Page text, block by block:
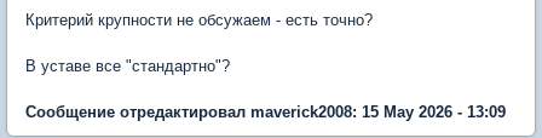
Критерий крупности не обсужаем - есть точно?
В уставе все "стандартно"?
Сообщение отредактировал maverick2008: 15 May 2026 - 13:09